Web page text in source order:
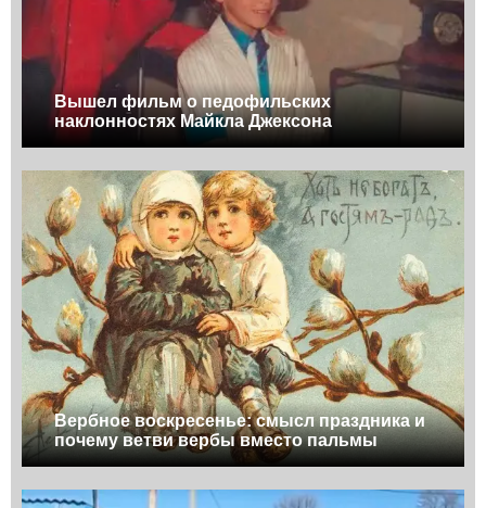
Вышел фильм о педофильских
наклонностях Майкла Джексона
Вербное воскресенье: смысл праздника и
почему ветви вербы вместо пальмы